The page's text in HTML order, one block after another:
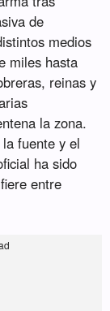
de
medios
miles hasta
reinas y
la zona.
fuente y el
ha sido
entre